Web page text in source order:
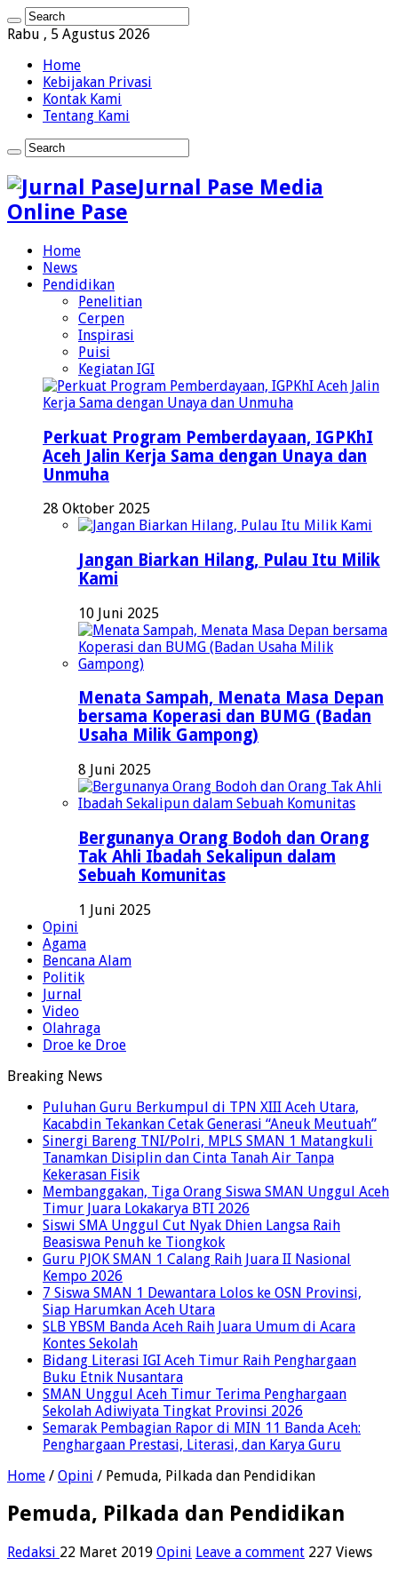
Rabu , 5 Agustus 2026
Home
Kebijakan Privasi
Kontak Kami
Tentang Kami
Jurnal Pase Media
Online Pase
Home
News
Pendidikan
Penelitian
Cerpen
Inspirasi
Puisi
Kegiatan IGI
Perkuat Program Pemberdayaan, IGPKhI
Aceh Jalin Kerja Sama dengan Unaya dan
Unmuha
28 Oktober 2025
Jangan Biarkan Hilang, Pulau Itu Milik
Kami
10 Juni 2025
Menata Sampah, Menata Masa Depan
bersama Koperasi dan BUMG (Badan
Usaha Milik Gampong)
8 Juni 2025
Bergunanya Orang Bodoh dan Orang
Tak Ahli Ibadah Sekalipun dalam
Sebuah Komunitas
1 Juni 2025
Opini
Agama
Bencana Alam
Politik
Jurnal
Video
Olahraga
Droe ke Droe
Breaking News
Puluhan Guru Berkumpul di TPN XIII Aceh Utara,
Kacabdin Tekankan Cetak Generasi “Aneuk Meutuah”
Sinergi Bareng TNI/Polri, MPLS SMAN 1 Matangkuli
Tanamkan Disiplin dan Cinta Tanah Air Tanpa
Kekerasan Fisik
Membanggakan, Tiga Orang Siswa SMAN Unggul Aceh
Timur Juara Lokakarya BTI 2026
Siswi SMA Unggul Cut Nyak Dhien Langsa Raih
Beasiswa Penuh ke Tiongkok
Guru PJOK SMAN 1 Calang Raih Juara II Nasional
Kempo 2026
7 Siswa SMAN 1 Dewantara Lolos ke OSN Provinsi,
Siap Harumkan Aceh Utara
SLB YBSM Banda Aceh Raih Juara Umum di Acara
Kontes Sekolah
Bidang Literasi IGI Aceh Timur Raih Penghargaan
Buku Etnik Nusantara
SMAN Unggul Aceh Timur Terima Penghargaan
Sekolah Adiwiyata Tingkat Provinsi 2026
Semarak Pembagian Rapor di MIN 11 Banda Aceh:
Penghargaan Prestasi, Literasi, dan Karya Guru
Home / Opini / Pemuda, Pilkada dan Pendidikan
Pemuda, Pilkada dan Pendidikan
Redaksi 22 Maret 2019 Opini Leave a comment 227 Views